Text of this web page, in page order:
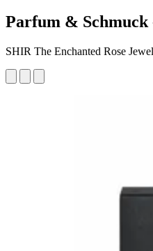
Parfum &
SHIR The Enchanted Rose